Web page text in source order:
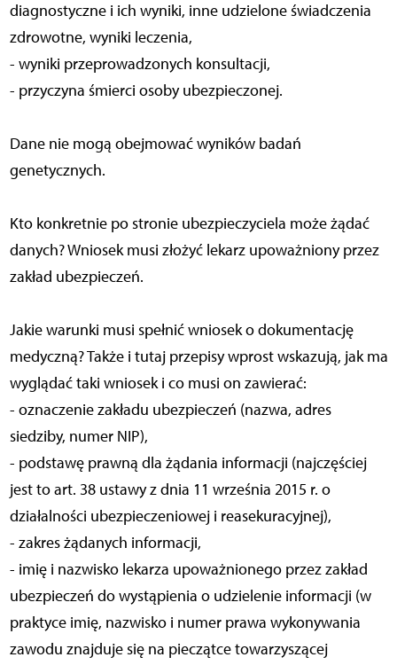
diagnostyczne i ich wyniki, inne udzielone świadczenia
zdrowotne, wyniki leczenia,
- wyniki przeprowadzonych konsultacji,
- przyczyna śmierci osoby ubezpieczonej.
Dane nie mogą obejmować wyników badań
genetycznych.
Kto konkretnie po stronie ubezpieczyciela może żądać
danych? Wniosek musi złożyć lekarz upoważniony przez
zakład ubezpieczeń.
Jakie warunki musi spełnić wniosek o dokumentację
medyczną? Także i tutaj przepisy wprost wskazują, jak ma
wyglądać taki wniosek i co musi on zawierać:
- oznaczenie zakładu ubezpieczeń (nazwa, adres
siedziby, numer NIP),
- podstawę prawną dla żądania informacji (najczęściej
jest to art. 38 ustawy z dnia 11 września 2015 r. o
działalności ubezpieczeniowej i reasekuracyjnej),
- zakres żądanych informacji,
- imię i nazwisko lekarza upoważnionego przez zakład
ubezpieczeń do wystąpienia o udzielenie informacji (w
praktyce imię, nazwisko i numer prawa wykonywania
zawodu znajduje się na pieczątce towarzyszącej